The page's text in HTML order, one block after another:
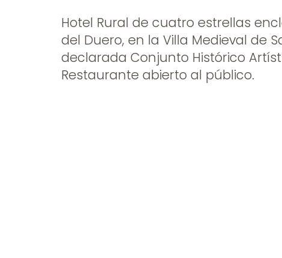
Hotel Rural de cuatro estrellas
del Duero, en la Villa Medieval de
declarada Conjunto Histórico
Restaurante abierto al público.